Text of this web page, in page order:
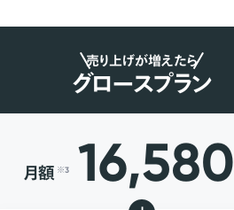
売り上げが増えたら
グロースプラン
月額 ※3 16,580